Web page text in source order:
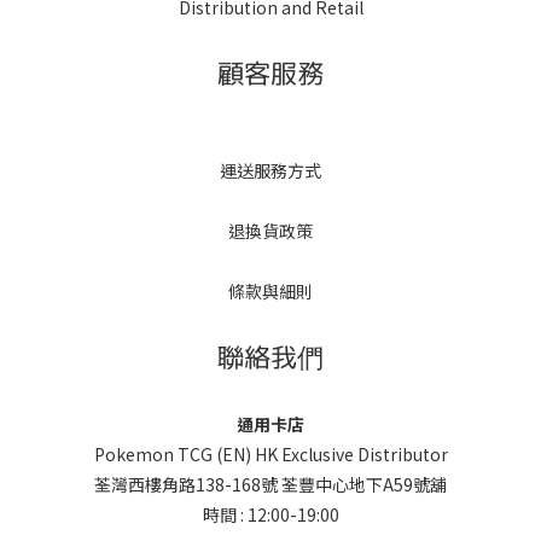
Distribution and Retail
顧客服務
運送服務方式
退換貨政策
條款與細則
聯絡我們
通用卡店
Pokemon TCG (EN) HK Exclusive Distributor
荃灣西樓角路138-168號 荃豐中心地下A59號舖
時間 : 12:00-19:00